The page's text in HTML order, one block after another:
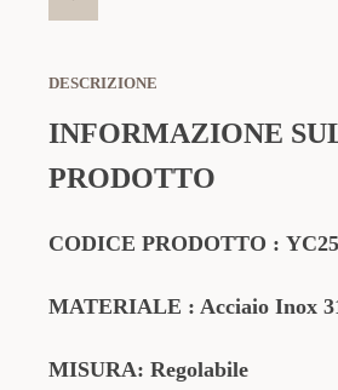
DESCRIZIONE
INFORMAZIONE
PRODOTTO
CODICE PRODOTTO :
MATERIALE : Acciaio Inox
MISURA: Regolabile